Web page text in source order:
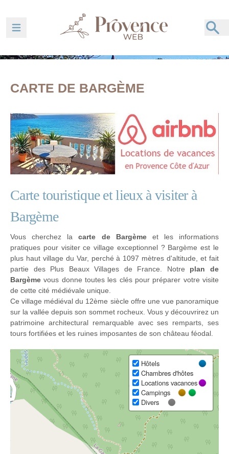
Ouvrir la barre de navigation
CARTE DE BARGÈME
Carte touristique et lieux à visiter à
Bargème
Vous cherchez lacarte de Bargèmeet les informations
pratiques pour visiter ce village exceptionnel ? Bargème est le
plus haut village du Var, perché à 1097 mètres d'altitude, et fait
partie des Plus Beaux Villages de France. Notre plan de
Bargème vous donne toutes les clés pour préparer votre visite
de cette cité médiévale unique.
Ce village médiéval du 12ème siècle offre une vue panoramique
sur la vallée depuis son sommet rocheux. Vous y découvrirez un
patrimoine architectural remarquable avec ses remparts, ses
tours fortifiées et les ruines imposantes de son château féodal.
Hôtels
Chambres d'hôtes
Locations vacances
Campings
Divers